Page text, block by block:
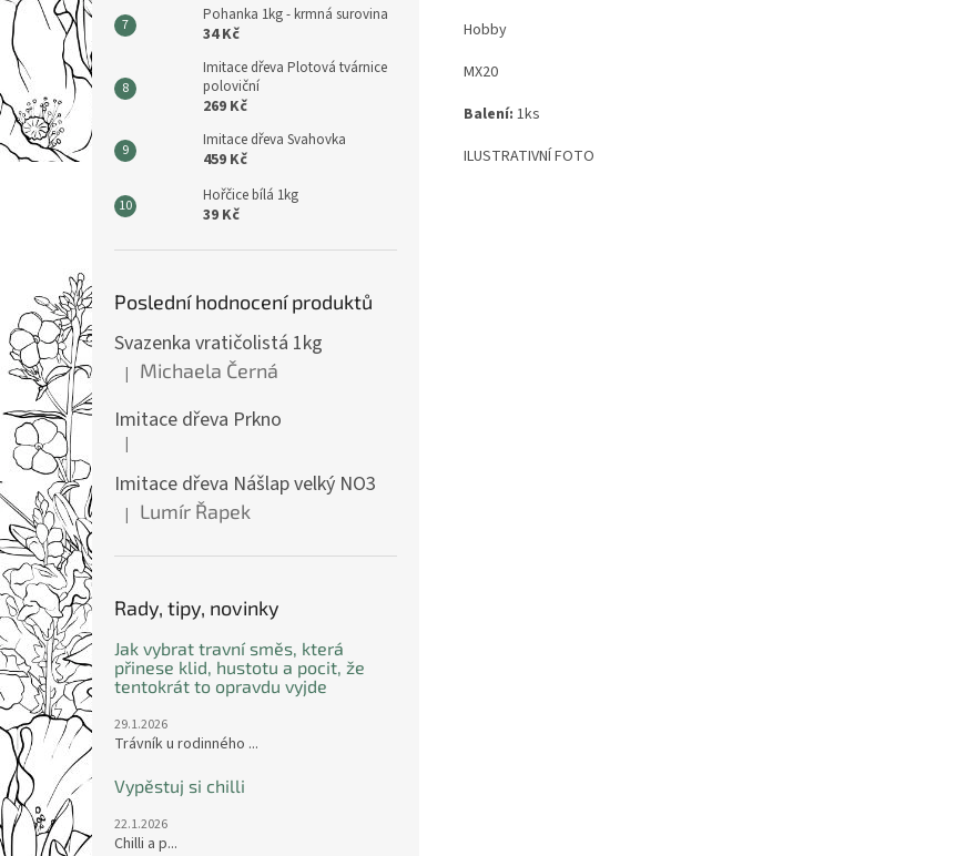
Pohanka 1kg - krmná surovina
34 Kč
Imitace dřeva Plotová tvárnice
poloviční
269 Kč
Imitace dřeva Svahovka
459 Kč
Hořčice bílá 1kg
39 Kč
Poslední hodnocení produktů
Svazenka vratičolistá 1kg
Hodnocení produktu je 5 z 5 hvězdiček.
| Michaela Černá
Imitace dřeva Prkno
Hodnocení produktu je 5 z 5 hvězdiček.
|
Imitace dřeva Nášlap velký NO3
Hodnocení produktu je 5 z 5 hvězdiček.
| Lumír Řapek
Rady, tipy, novinky
Jak vybrat travní směs, která
přinese klid, hustotu a pocit, že
tentokrát to opravdu vyjde
29.1.2026
Trávník u rodinného ...
Vypěstuj si chilli
22.1.2026
Chilli a p...
Hobby
MX20
Balení: 1ks
ILUSTRATIVNÍ FOTO